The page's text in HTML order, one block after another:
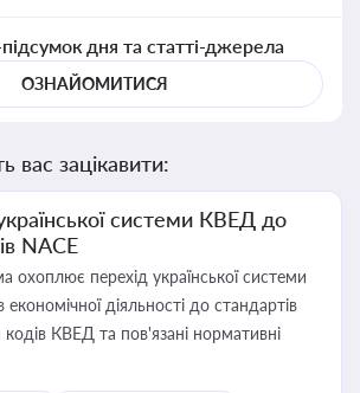
дня та статті-джерела
ОЗНАЙОМИТИСЯ
вас зацікавити:
системи КВЕД до
NACE
охоплює перехід української системи
економічної діяльності до стандартів
КВЕД та пов'язані нормативні